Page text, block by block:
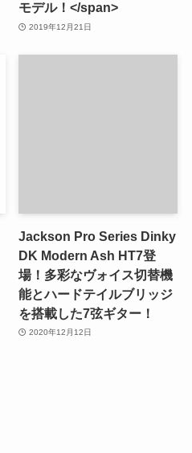
モデル！</span>
2019年12月21日
Jackson Pro Series Dinky
DK Modern Ash HT7登
場！多彩なヴォイス切替機
能とハードテイルブリッジ
を搭載した7弦ギター！
2020年12月12日